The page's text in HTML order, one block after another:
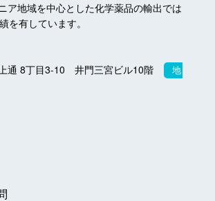
ア地域を中心とした化学薬品の輸出では
を有しています。
通 8丁目3-10 井門三宮ビル10階
地